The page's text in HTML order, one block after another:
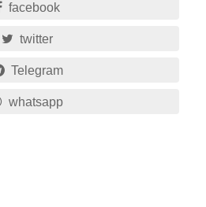
facebook
twitter
Telegram
whatsapp